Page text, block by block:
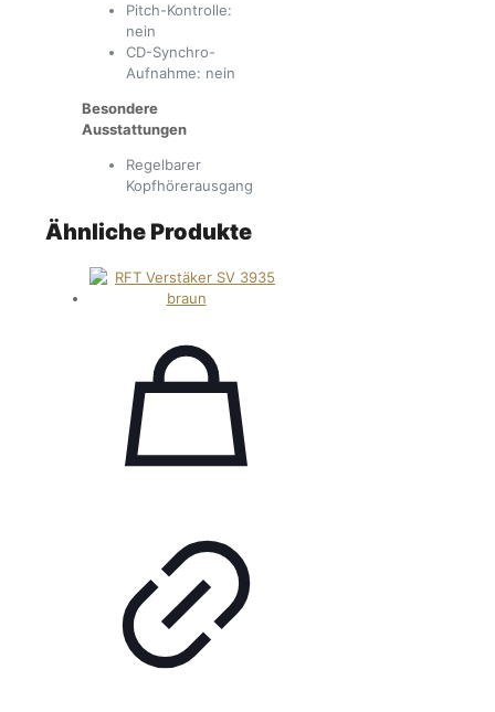
Pitch-Kontrolle:
nein
CD-Synchro-
Aufnahme: nein
Besondere
Ausstattungen
Regelbarer
Kopfhörerausgang
Ähnliche Produkte